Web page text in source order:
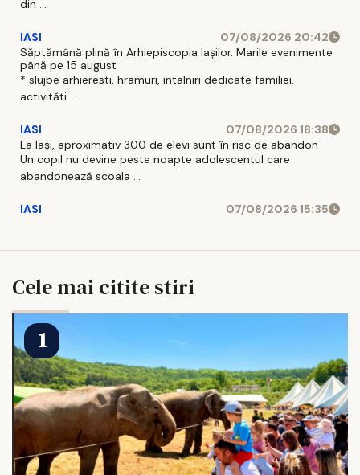
din ...
IASI
07/08/2026 20:42
Săptămână plină în Arhiepiscopia Iașilor. Marile evenimente
până pe 15 august
* slujbe arhieresti, hramuri, intalniri dedicate familiei,
activităti ...
IASI
07/08/2026 18:38
La Iași, aproximativ 300 de elevi sunt în risc de abandon
Un copil nu devine peste noapte adolescentul care
abandonează scoala ...
IASI 07/08/2026 15:35
Cele mai citite stiri